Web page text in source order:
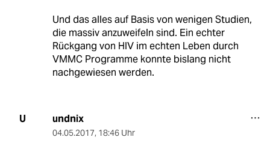
Und das alles auf Basis von wenigen Studien,
die massiv anzuweifeln sind. Ein echter
Rückgang von HIV im echten Leben durch
VMMC Programme konnte bislang nicht
nachgewiesen werden.
U undnix
04.05.2017, 18:46 Uhr